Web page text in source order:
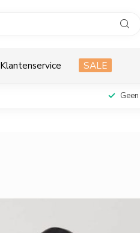
Klantenservice SALE
Geen